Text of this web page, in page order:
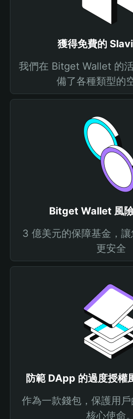
獲得免費的
我們在 Bitget Wallet 的
備了各種類型的
Bitget Wallet 風
3 億美元的保障基金，
更安全
防範 DApp 的過度授權
作為一款錢包，保護用
核心使命。